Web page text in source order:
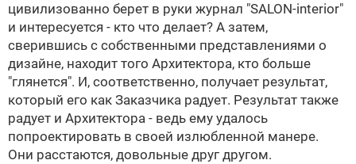
цивилизованно берет в руки журнал "SALON-interior"
и интересуется - кто что делает? А затем,
сверившись с собственными представлениями о
дизайне, находит того Архитектора, кто больше
"глянется". И, соответственно, получает результат,
который его как Заказчика радует. Результат также
радует и Архитектора - ведь ему удалось
попроектировать в своей излюбленной манере.
Они расстаются, довольные друг другом.